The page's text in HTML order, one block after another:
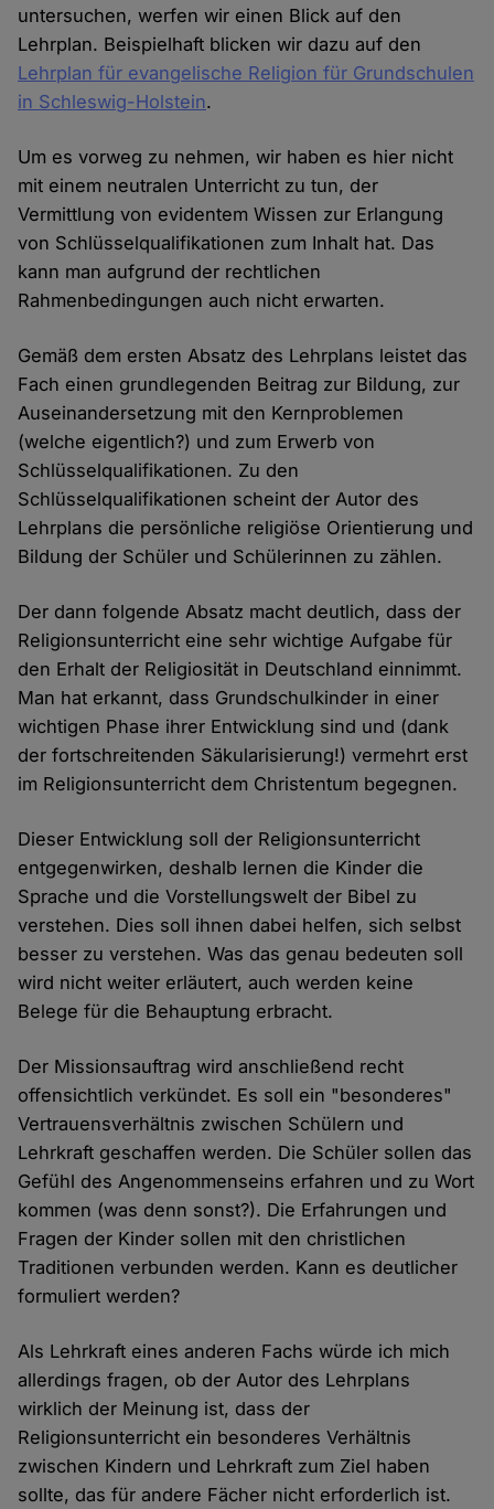
untersuchen, werfen wir einen Blick auf den
Lehrplan. Beispielhaft blicken wir dazu auf den
Lehrplan für evangelische Religion für Grundschulen
in Schleswig-Holstein.
Um es vorweg zu nehmen, wir haben es hier nicht
mit einem neutralen Unterricht zu tun, der
Vermittlung von evidentem Wissen zur Erlangung
von Schlüsselqualifikationen zum Inhalt hat. Das
kann man aufgrund der rechtlichen
Rahmenbedingungen auch nicht erwarten.
Gemäß dem ersten Absatz des Lehrplans leistet das
Fach einen grundlegenden Beitrag zur Bildung, zur
Auseinandersetzung mit den Kernproblemen
(welche eigentlich?) und zum Erwerb von
Schlüsselqualifikationen. Zu den
Schlüsselqualifikationen scheint der Autor des
Lehrplans die persönliche religiöse Orientierung und
Bildung der Schüler und Schülerinnen zu zählen.
Der dann folgende Absatz macht deutlich, dass der
Religionsunterricht eine sehr wichtige Aufgabe für
den Erhalt der Religiosität in Deutschland einnimmt.
Man hat erkannt, dass Grundschulkinder in einer
wichtigen Phase ihrer Entwicklung sind und (dank
der fortschreitenden Säkularisierung!) vermehrt erst
im Religionsunterricht dem Christentum begegnen.
Dieser Entwicklung soll der Religionsunterricht
entgegenwirken, deshalb lernen die Kinder die
Sprache und die Vorstellungswelt der Bibel zu
verstehen. Dies soll ihnen dabei helfen, sich selbst
besser zu verstehen. Was das genau bedeuten soll
wird nicht weiter erläutert, auch werden keine
Belege für die Behauptung erbracht.
Der Missionsauftrag wird anschließend recht
offensichtlich verkündet. Es soll ein "besonderes"
Vertrauensverhältnis zwischen Schülern und
Lehrkraft geschaffen werden. Die Schüler sollen das
Gefühl des Angenommenseins erfahren und zu Wort
kommen (was denn sonst?). Die Erfahrungen und
Fragen der Kinder sollen mit den christlichen
Traditionen verbunden werden. Kann es deutlicher
formuliert werden?
Als Lehrkraft eines anderen Fachs würde ich mich
allerdings fragen, ob der Autor des Lehrplans
wirklich der Meinung ist, dass der
Religionsunterricht ein besonderes Verhältnis
zwischen Kindern und Lehrkraft zum Ziel haben
sollte, das für andere Fächer nicht erforderlich ist.